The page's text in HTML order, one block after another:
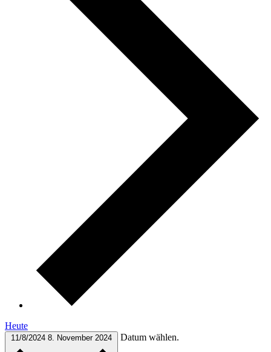
Heute
11/8/2024 8. November 2024 Datum wählen.